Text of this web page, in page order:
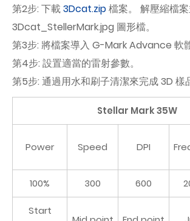
第2步: 下載3Dcat.zip檔案。 解壓縮檔
3Dcat_StellerMark.jpg 圖形檔。
第3步: 將檔案導入 G-Mark Advance 軟體
第4步: 設置適當的雷射參數。
第5步: 通過用水和刷子清潔來完成 3D 樣
Stellar Mark 35W
Power Speed DPI
100% 300 600
Start